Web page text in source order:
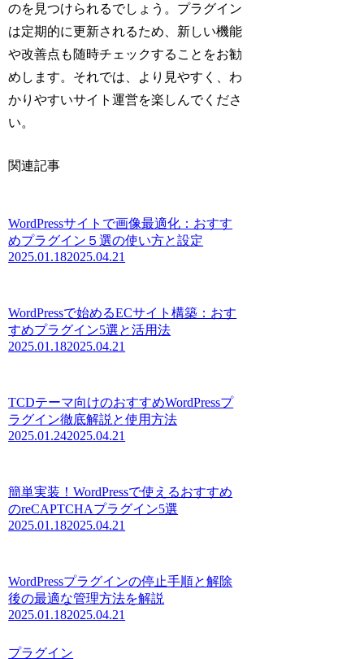
のを見つけられるでしょう。プラグイン
は定期的に更新されるため、新しい機能
や改善点も随時チェックすることをお勧
めします。それでは、より見やすく、わ
かりやすいサイト運営を楽しんでくださ
い。
関連記事
WordPressサイトで画像最適化：おすす
めプラグイン５選の使い方と設定
2025.01.182025.04.21
WordPressで始めるECサイト構築：おす
すめプラグイン5選と活用法
2025.01.182025.04.21
TCDテーマ向けのおすすめWordPressプ
ラグイン徹底解説と使用方法
2025.01.242025.04.21
簡単実装！WordPressで使えるおすすめ
のreCAPTCHAプラグイン5選
2025.01.182025.04.21
WordPressプラグインの停止手順と解除
後の最適な管理方法を解説
2025.01.182025.04.21
プラグイン